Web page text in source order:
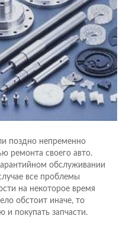
поздно непременно
ремонта своего авто.
обслуживании
все проблемы
на некоторое время
обстоит иначе, то
и покупать запчасти.